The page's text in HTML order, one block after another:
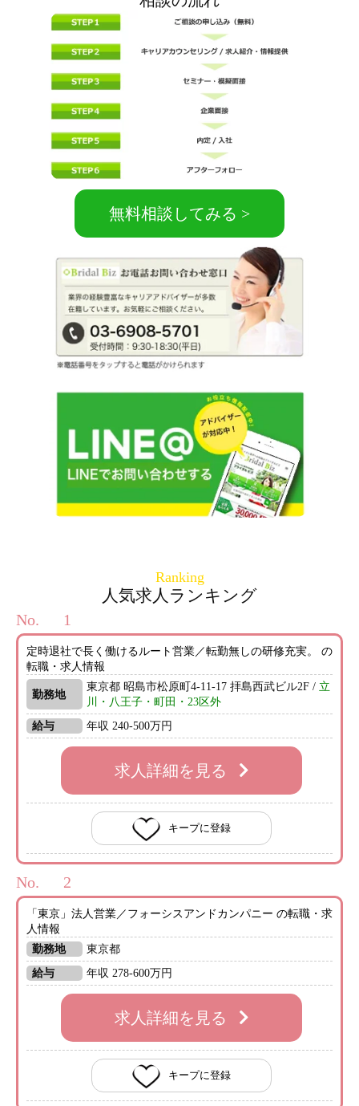
無料相談してみる
Ranking
人気求人ランキング
No.
定時退社で長く働けるルート営業／転勤無しの研修充実。 の
転職・求人情報
勤務地
東京都 昭島市松原町4-11-17 拝島西武ビル2F / 立
川・八王子・町田・23区外
給与
年収 240-500万円
求人詳細を見る
キープに登録
No.
「東京」法人営業／フォーシスアンドカンパニー の転職・求
人情報
勤務地
東京都
給与
年収 278-600万円
求人詳細を見る
キープに登録